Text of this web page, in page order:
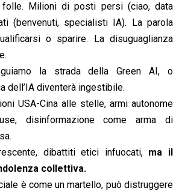
folle. Milioni di posti persi (ciao, data
(benvenuti, specialisti IA). La parola
o sparire. La disuguaglianza
la strada della Green AI, o
dell’IA diventerà ingestibile.
USA-Cina alle stelle, armi autonome
disinformazione come arma di
dibattiti etici infuocati, ma il
collettiva.
è come un martello, può distruggere